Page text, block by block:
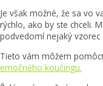
Je však možné, že sa vo
rýchlo, ako by ste chceli.
podvedomí nejaký
Tieto vám môžem
emočného koučingu.